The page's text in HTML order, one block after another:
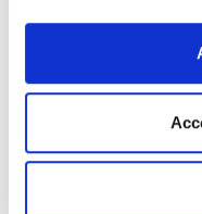
tra i collaboratori.
L’Avvocato Cungi
confronto le